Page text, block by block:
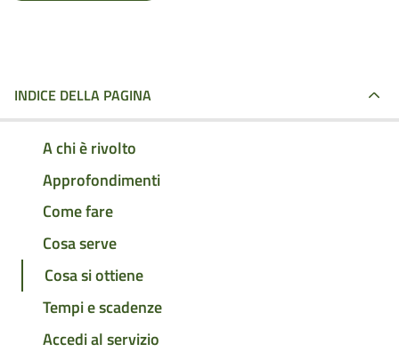
INDICE DELLA PAGINA
A chi è rivolto
Approfondimenti
Come fare
Cosa serve
Cosa si ottiene
Tempi e scadenze
Accedi al servizio